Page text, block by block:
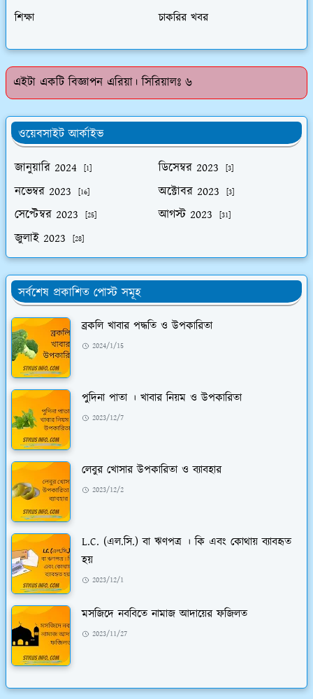
শিক্ষা
চাকরির খবর
এইটা একটি বিজ্ঞাপন এরিয়া। সিরিয়ালঃ ৬
ওয়েবসাইট আর্কাইভ
জানুয়ারি 2024
[1] ডিসেম্বর 2023 [3]
নভেম্বর 2023 [16] অক্টোবর 2023 [3]
সেপ্টেম্বর 2023 [25] আগস্ট 2023 [31]
জুলাই 2023 [28]
সর্বশেষ প্রকাশিত পোস্ট সমূহ
ব্রকলি খাবার পদ্ধতি ও উপকারিতা
2024/1/15
পুদিনা পাতা । খাবার নিয়ম ও উপকারিতা
2023/12/7
লেবুর খোসার উপকারিতা ও ব্যাবহার
2023/12/2
L.C. (এল.সি.) বা ঋণপত্র । কি এবং কোথায় ব্যাবহৃত
হয়
2023/12/1
মসজিদে নববিতে নামাজ আদায়ের ফজিলত
2023/11/27